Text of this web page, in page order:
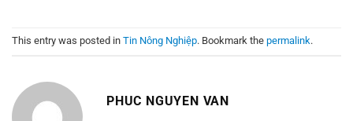
This entry was posted in Tin Nông Nghiệp. Bookmark the permalink.
PHUC NGUYEN VAN